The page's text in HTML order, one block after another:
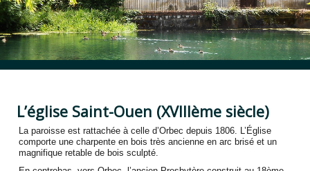
L’église Saint-Ouen (XVIIIème siècle)
La paroisse est rattachée à celle d’Orbec depuis 1806. L’Église
comporte une charpente en bois très ancienne en arc brisé et un
magnifique retable de bois sculpté.